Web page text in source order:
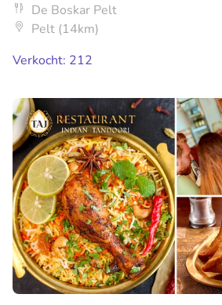
De Boskar Pelt
Pelt (14km)
Verkocht: 212